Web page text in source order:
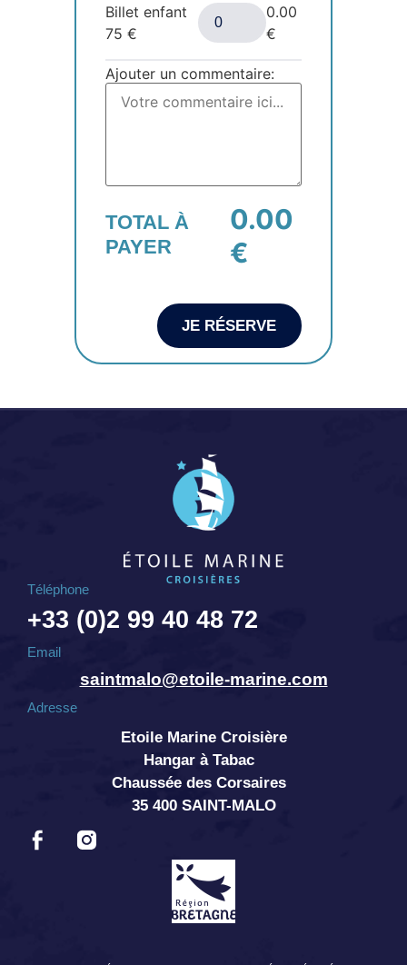
Billet enfant
75€
0.00
€
Ajouter un commentaire:
TOTAL À
PAYER
0.00
€
JE RÉSERVE
Téléphone
+33 (0)2 99 40 48 72
Email
saintmalo@etoile-marine.com
Adresse
Etoile Marine Croisière
Hangar à Tabac
Chaussée des Corsaires
35 400 SAINT-MALO